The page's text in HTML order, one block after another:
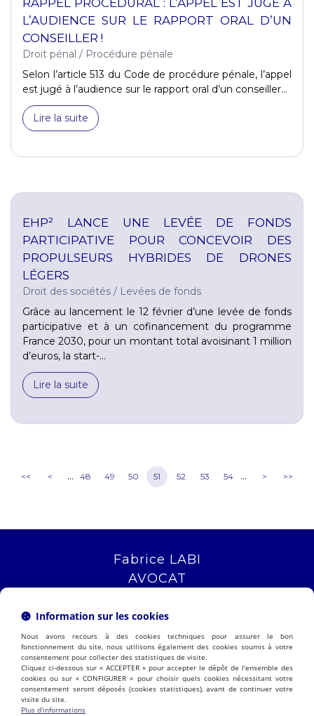
L’AUDIENCE SUR LE RAPPORT ORAL D’UN
CONSEILLER !
Droit pénal / Procédure pénale
Selon l’article 513 du Code de procédure pénale, l’appel
est jugé à l’audience sur le rapport oral d’un conseiller...
Lire la suite
EHP² LANCE UNE LEVÉE DE FONDS
PARTICIPATIVE POUR CONCEVOIR DES
PROPULSEURS HYBRIDES DE DRONES
LÉGERS
Droit des sociétés / Levées de fonds
Grâce au lancement le 12 février d’une levée de fonds
participative et à un cofinancement du programme
France 2030, pour un montant total avoisinant 1 million
d’euros, la start-...
Lire la suite
<< < ... 48 49 50 51 52 53 54 ... > >>
Fabrice LABI
AVOCAT
13006 MARSEILLE
NOUS LOCALISER
PRÉSENTATION EXPERTISES
ACTUALITÉS
Information sur les cookies
Nous avons recours à des cookies techniques pour assurer le bon
fonctionnement du site, nous utilisons également des cookies soumis à votre
consentement pour collecter des statistiques de visite.
Cliquez ci-dessous sur « ACCEPTER » pour accepter le dépôt de l'ensemble des
cookies ou sur « CONFIGURER » pour choisir quels cookies nécessitant votre
consentement seront déposés (cookies statistiques), avant de continuer votre
visite du site.
Plus d'informations